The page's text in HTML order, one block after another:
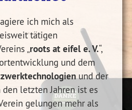
ich mich als
tätigen
„roots at eifel e. V.“,
und dem
und der
den letzten Jahren ist es
gelungen mehr als